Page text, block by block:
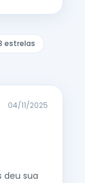
estrelas
04/11/2025
deu sua